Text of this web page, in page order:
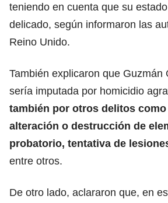
teniendo en cuenta que su
delicado, según informaron las
Reino Unido.
También explicaron que Guzmán
sería imputada por homicidio
también por otros delitos
alteración o destrucción de
probatorio, tentativa de
entre otros.
De otro lado, aclararon que, en